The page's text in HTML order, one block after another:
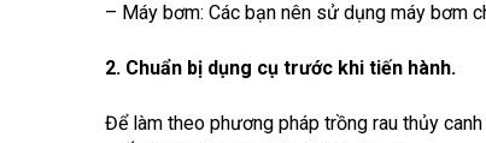
– Máy bơm: Các bạn nên sử dụng máy bơm
2. Chuẩn bị dụng cụ trước khi tiến hành.
Để làm theo phương pháp trồng rau thủy